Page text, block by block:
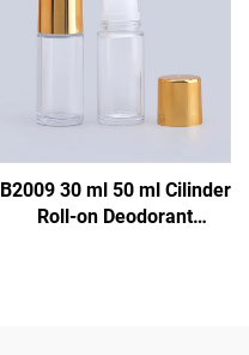
B2009 30 ml 50 ml Cilinder
Roll-on Deodorant